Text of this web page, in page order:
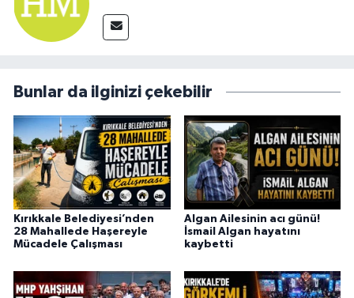
Bunlar da ilginizi çekebilir
Kırıkkale Belediyesi’nden
28 Mahallede Haşereyle
Mücadele Çalışması
Algan Ailesinin acı günü!
İsmail Algan hayatını
kaybetti